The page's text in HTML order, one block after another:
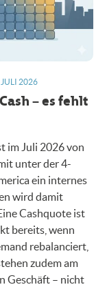
2026
– es fehlt
im Juli 2026 von
unter der 4-
ein internes
wird damit
Cashquote ist
bereits, wenn
rebalanciert,
zudem am
Geschäft – nicht